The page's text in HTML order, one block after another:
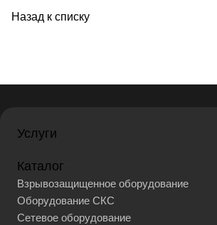
Назад к списку
Услуги
Каталог
Взрывозащищенное оборудование
Оборудование СКС
Сетевое оборудование